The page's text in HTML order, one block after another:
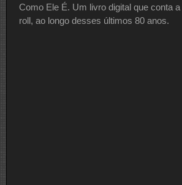
Como Ele É. Um livro digital que conta a
roll, ao longo desses últimos 80 anos.